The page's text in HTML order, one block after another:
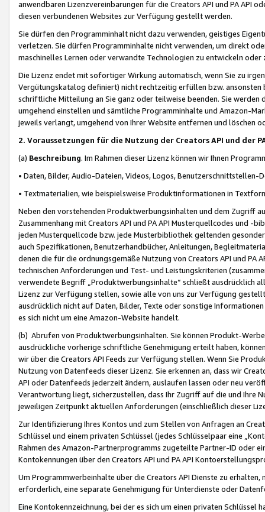
anwendbaren Lizenzvereinbarungen für die Creators API und PA API
diesen verbundenen Websites zur Verfügung gestellt werden.
Sie dürfen den Programminhalt nicht dazu verwenden, geistiges
verletzen. Sie dürfen Programminhalte nicht verwenden, um direkt
maschinelles Lernen oder verwandte Technologien zu entwickeln
Die Lizenz endet mit sofortiger Wirkung automatisch, wenn Sie zu
Vergütungskatalog definiert) nicht rechtzeitig erfüllen bzw. ansonsten
schriftliche Mitteilung an Sie ganz oder teilweise beenden. Sie werden
umgehend einstellen und sämtliche Programminhalte und Amazon-
jeweils verlangt, umgehend von Ihrer Website entfernen und löschen
2. Voraussetzungen für die Nutzung der Creators API und der
(a) Beschreibung. Im Rahmen dieser Lizenz können wir Ihnen
• Daten, Bilder, Audio-Dateien, Videos, Logos, Benutzerschnittstellen-
• Textmaterialien, wie beispielsweise Produktinformationen in
Neben den vorstehenden Produktwerbungsinhalten und dem Zugriff
Zusammenhang mit Creators API und PA API Musterquellcodes und
jeden Musterquellcode bzw. jede Musterbibliothek geltenden
auch Spezifikationen, Benutzerhandbücher, Anleitungen,
denen die für die ordnungsgemäße Nutzung von Creators API und PA
technischen Anforderungen und Test- und Leistungskriterien
verwendete Begriff „Produktwerbungsinhalte“ schließt ausdrücklich
Lizenz zur Verfügung stellen, sowie alle von uns zur Verfügung
ausdrücklich nicht auf Daten, Bilder, Texte oder sonstige
es sich nicht um eine Amazon-Website handelt.
(b) Abrufen von Produktwerbungsinhalten. Sie können Produkt-
ausdrückliche vorherige schriftliche Genehmigung erteilt haben,
wir über die Creators API Feeds zur Verfügung stellen. Wenn Sie
Nutzung von Datenfeeds dieser Lizenz. Sie erkennen an, dass wir
API oder Datenfeeds jederzeit ändern, auslaufen lassen oder neu
Verantwortung liegt, sicherzustellen, dass Ihr Zugriff auf die und Ihre
jeweiligen Zeitpunkt aktuellen Anforderungen (einschließlich dieser
Zur Identifizierung Ihres Kontos und zum Stellen von Anfragen an
Schlüssel und einem privaten Schlüssel (jedes Schlüsselpaar eine
Rahmen des Amazon-Partnerprogramms zugeteilte Partner-ID oder
Kontokennungen über den Creators API und PA API
Um Programmwerbeinhalte über die Creators API Dienste zu
erforderlich, eine separate Genehmigung für Unterdienste oder
Eine Kontokennzeichnung, bei der es sich um einen privaten